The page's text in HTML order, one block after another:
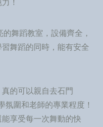
！
的舞蹈教室，設備齊全，
舞蹈的同時，能有安全
的可以親自去石門
氛圍和老師的專業程度！
享受每一次舞動的快